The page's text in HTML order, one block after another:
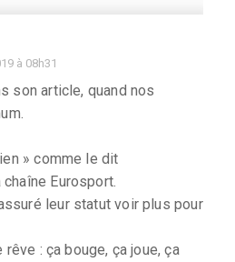
à 08h31
son article, quand nos
» comme le dit
Eurosport.
leur statut voir plus pour
: ça bouge, ça joue, ça